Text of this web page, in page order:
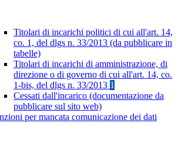
Titolari di incarichi politici di cui all'art. 14,
co. 1, del dlgs n. 33/2013 (da pubblicare in
tabelle)
Titolari di incarichi di amministrazione, di
direzione o di governo di cui all'art. 14, co.
1-bis, del dlgs n. 33/2013 1
Cessati dall'incarico (documentazione da
pubblicare sul sito web)
per mancata comunicazione dei dati